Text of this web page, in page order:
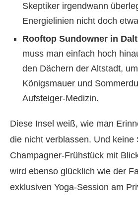
Skeptiker irgendwann
Energielinien nicht doch
Rooftop Sundowner in
muss man einfach hoch
den Dächern der Altstadt,
Königsmauer und
Aufsteiger-Medizin.
Diese Insel weiß, wie man
die nicht verblassen. Und keine
Champagner-Frühstück mit
wird ebenso glücklich wie der
exklusiven Yoga-Session am